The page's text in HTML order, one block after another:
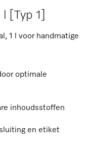
[Typ 1]
1 l voor handmatige
optimale
inhoudsstoffen
en etiket